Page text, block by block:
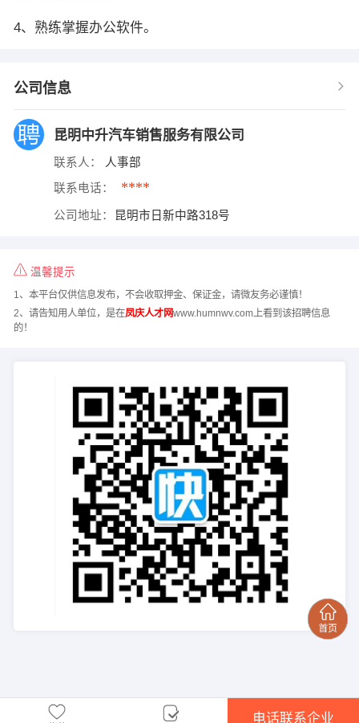
4、熟练掌握办公软件。
公司信息
昆明中升汽车销售服务有限公司
联系人： 人事部
联系电话： ****
公司地址： 昆明市日新中路318号
温馨提示
1、本平台仅供信息发布，不会收取押金、保证金，请微友务必谨慎！
2、请告知用人单位，是在凤庆人才网www.humnwv.com上看到该招聘信息
的！
电话联系企业